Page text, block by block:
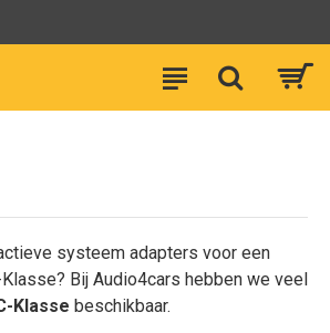
systeem adapters voor een
Bij Audio4cars hebben we veel
Klasse beschikbaar.